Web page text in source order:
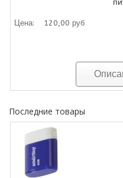
Цена: 120,00 руб
Последние товары